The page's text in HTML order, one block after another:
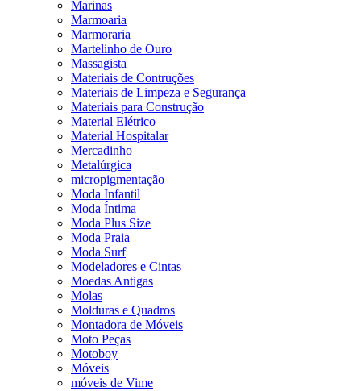
Marinas
Marmoaria
Marmoraria
Martelinho de Ouro
Massagista
Materiais de Contruções
Materiais de Limpeza e Segurança
Materiais para Construção
Material Elétrico
Material Hospitalar
Mercadinho
Metalúrgica
micropigmentação
Moda Infantil
Moda Íntima
Moda Plus Size
Moda Praia
Moda Surf
Modeladores e Cintas
Moedas Antigas
Molas
Molduras e Quadros
Montadora de Móveis
Moto Peças
Motoboy
Móveis
móveis de Vime